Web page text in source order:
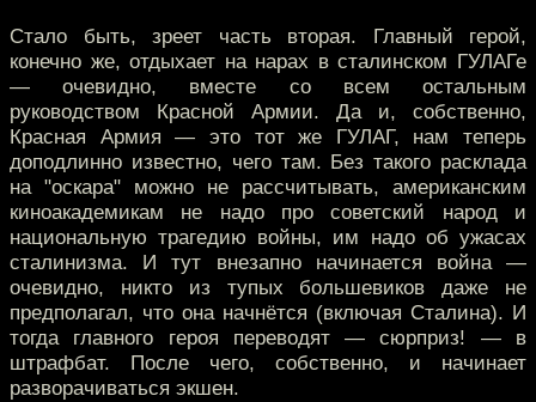
Стало быть, зреет часть вторая. Главный герой,
конечно же, отдыхает на нарах в сталинском ГУЛАГе
— очевидно, вместе со всем остальным
руководством Красной Армии. Да и, собственно,
Красная Армия — это тот же ГУЛАГ, нам теперь
доподлинно известно, чего там. Без такого расклада
на "оскара" можно не рассчитывать, американским
киноакадемикам не надо про советский народ и
национальную трагедию войны, им надо об ужасах
сталинизма. И тут внезапно начинается война —
очевидно, никто из тупых большевиков даже не
предполагал, что она начнётся (включая Сталина). И
тогда главного героя переводят — сюрприз! — в
штрафбат. После чего, собственно, и начинает
разворачиваться экшен.